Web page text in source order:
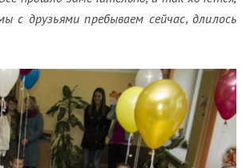
с друзьями пребываем сейчас, длилось